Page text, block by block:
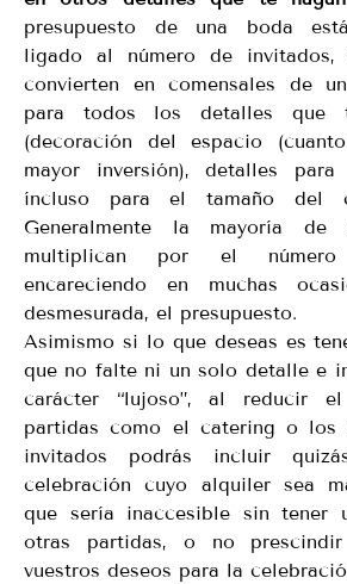
presupuesto de una boda
ligado al número de invitados,
convierten en comensales de
para todos los detalles que
(decoración del espacio
mayor inversión), detalles
íncluso para el tamaño del
Generalmente la mayoría
multiplican por el
encareciendo en muchas
desmesurada, el presupuesto.
Asimismo si lo que deseas es
que no falte ni un solo detalle e
carácter “lujoso”, al reducir
partidas como el catering o los
invitados podrás incluir
celebración cuyo alquiler sea
que sería inaccesible sin tener
otras partidas, o no
vuestros deseos para la